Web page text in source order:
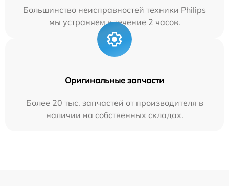
Большинство неисправностей техники Philips
мы устраняем в течение 2 часов.
Оригинальные запчасти
Более 20 тыс. запчастей от производителя в
наличии на собственных складах.